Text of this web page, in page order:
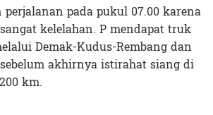
pada pukul 07.00 karena
kelelahan. P mendapat truk
Demak-Kudus-Rembang dan
akhirnya istirahat siang di
km.